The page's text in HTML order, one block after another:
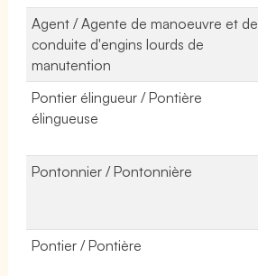
Agent / Agente de manoeuvre et de
conduite d'engins lourds de
manutention
Pontier élingueur / Pontière
élingueuse
Pontonnier / Pontonnière
Pontier / Pontière